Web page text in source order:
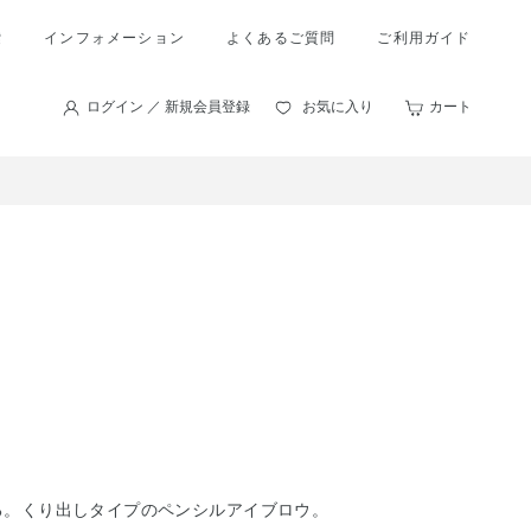
インフォメーション よくあるご質問 ご利用ガイド
ログイン ／ 新規会員登録 お気に入り カート
くり出しタイプのペンシルアイブロウ。